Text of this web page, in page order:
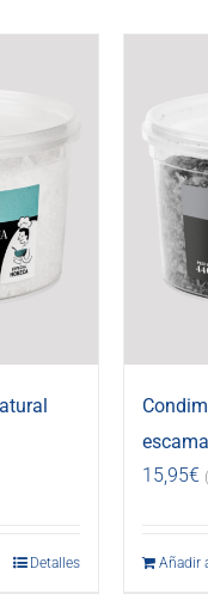
Detalles
15,95€
Añadir